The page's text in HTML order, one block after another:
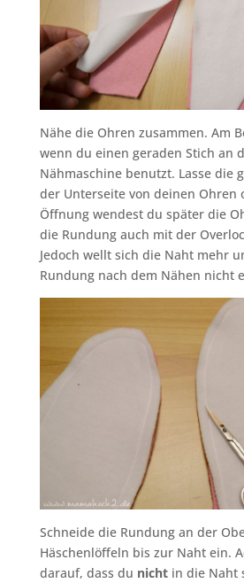
Nähe die Ohren zusammen. Am
wenn du einen geraden Stich an
Nähmaschine benutzt. Lasse die
der Unterseite von deinen Ohren
Öffnung wendest du später die
die Rundung auch mit der
Jedoch wellt sich die Naht mehr
Rundung nach dem Nähen nicht
Schneide die Rundung an der
Häschenlöffeln bis zur Naht ein.
darauf, dass du nichtin die Naht